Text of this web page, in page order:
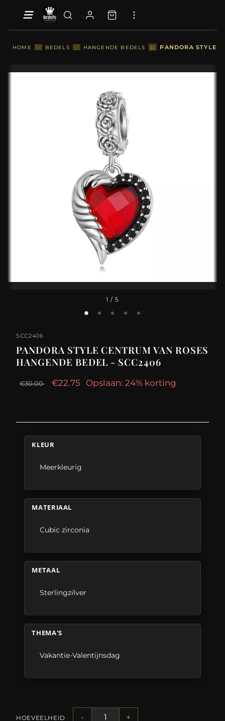
HOME :: BEDELS :: HANGENDE BEDELS :: PANDORA STYLE
1 / 5
SCC2406
PANDORA STYLE CENTRUM VAN ROSES
HANGENDE BEDEL - SCC2406
€30.00 €22.75 Opslaan: 24% korting
KLEUR
Meerkleurig
MATERIAAL
Cubic zirconia
METAAL
Sterlingzilver
THEMA'S
Vakantie-Valentijnsdag
HOEVEELHEID - +